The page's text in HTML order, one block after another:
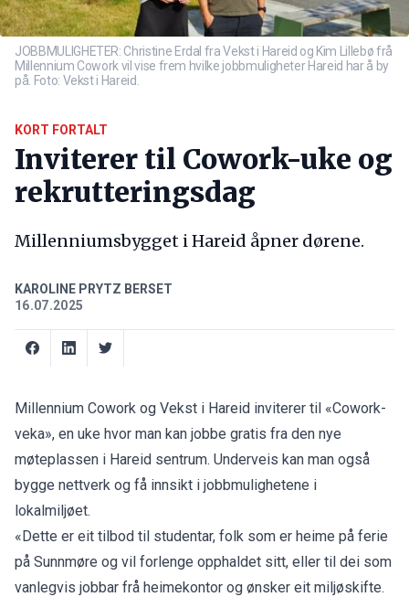
JOBBMULIGHETER: Christine Erdal fra Vekst i Hareid og Kim Lillebø frå
Millennium Cowork vil vise frem hvilke jobbmuligheter Hareid har å by
på. Foto: Vekst i Hareid.
KORT FORTALT
Inviterer til Cowork-uke og
rekrutteringsdag
Millenniumsbygget i Hareid åpner dørene.
KAROLINE PRYTZ BERSET
16.07.2025
Millennium Cowork og Vekst i Hareid inviterer til «Cowork-
veka», en uke hvor man kan jobbe gratis fra den nye
møteplassen i Hareid sentrum. Underveis kan man også
bygge nettverk og få innsikt i jobbmulighetene i
lokalmiljøet.
«Dette er eit tilbod til studentar, folk som er heime på ferie
på Sunnmøre og vil forlenge opphaldet sitt, eller til dei som
vanlegvis jobbar frå heimekontor og ønsker eit miljøskifte.